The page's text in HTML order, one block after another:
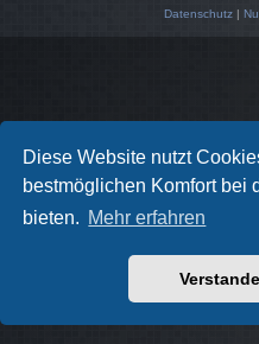
Diese Website nutzt
bestmöglichen Komfort bei
bieten. Mehr erfahren
Datenschutz|